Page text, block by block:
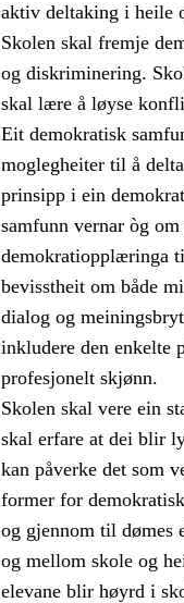
aktiv deltaking i heile
Skolen skal fremje
og diskriminering.
skal lære å løyse
Eit demokratisk
moglegheiter til å
prinsipp i ein
samfunn vernar òg
demokratiopplæringa
bevisstheit om både
dialog og
inkludere den enkelte
profesjonelt skjønn.
Skolen skal vere ein
skal erfare at dei blir
kan påverke det som
former for
og gjennom til dømes
og mellom skole og
elevane blir høyrd i